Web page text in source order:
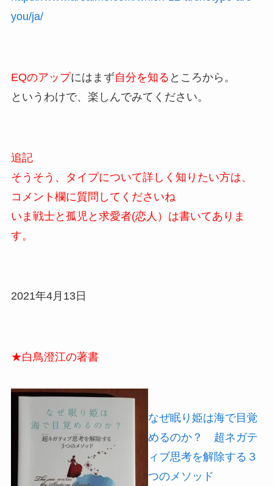
you/ja/
EQのアップにはまず自分を知る ところから。
というわけで、楽しんでみてください。
追記
そうそう、タイプについて詳しく知りたい方は、
コメント欄に質問してくださいね
いま戦士と孤児と求愛者(恋人）は書いてありま
す。
2021年4月13日
★白鳥澄江の著書
なぜ眠り姫は海で目覚
めるのか？ 超ネガテ
ィブ思考を解除する３
つのメソッド